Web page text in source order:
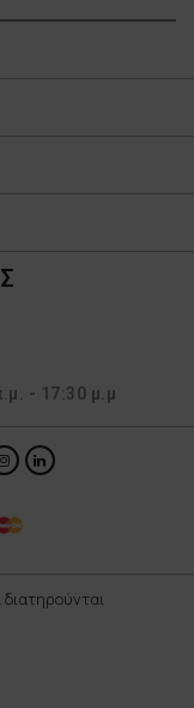
- 17:30 μ.μ